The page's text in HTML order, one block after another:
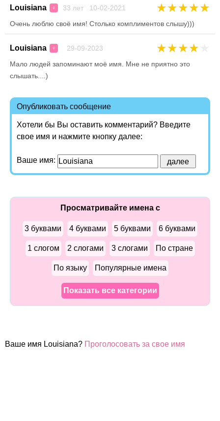
Louisiana ♀ 33 лет 10-02-2021 ★★★★★
Очень люблю своё имя! Столько комплиментов слышу)))
Louisiana ♀ 29-09-2023 ★★★★
Мало людей запоминают моё имя. Мне не приятно это
слышать....)
Опубликовать сообщение
Хотели бы Вы оставить комментарий? Введите
свое имя и нажмите кнопку далее:
Ваше имя:
Просматривайте имена с
3 буквами 4 буквами 5 буквами 6 буквами
1 слогом 2 слогами 3 слогами По стране
По языку Популярные имена
Показать все категории
Ваше имя Louisiana? Проголосовать за свое имя